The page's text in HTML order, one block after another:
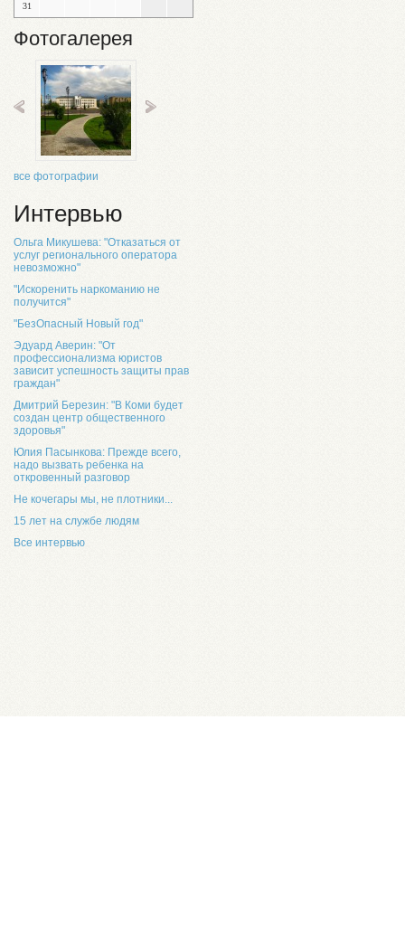
31
Фотогалерея
все фотографии
Интервью
Ольга Микушева: "Отказаться от
услуг регионального оператора
невозможно"
"Искоренить наркоманию не
получится"
"БезОпасный Новый год"
Эдуард Аверин: "От
профессионализма юристов
зависит успешность защиты прав
граждан"
Дмитрий Березин: "В Коми будет
создан центр общественного
здоровья"
Юлия Пасынкова: Прежде всего,
надо вызвать ребенка на
откровенный разговор
Не кочегары мы, не плотники...
15 лет на службе людям
Все интервью